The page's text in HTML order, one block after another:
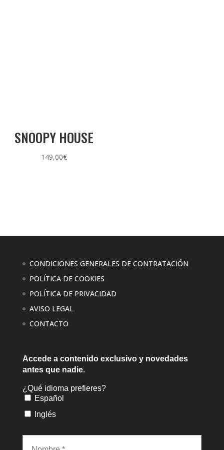
SNOOPY HOUSE
149,00€
CONDICIONES GENERALES DE CONTRATACIÓN
POLÍTICA DE COOKIES
POLÍTICA DE PRIVACIDAD
AVISO LEGAL
CONTACTO
Accede a contenido exclusivo y novedades
antes que nadie.
¿Qué idioma prefieres?
Español
Inglés